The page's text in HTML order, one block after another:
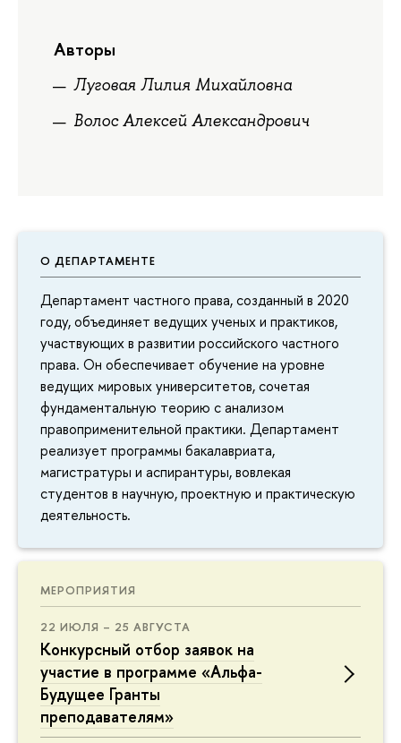
О ДЕПАРТАМЕНТЕ
Департамент частного права, созданный в 2020
году, объединяет ведущих ученых и практиков,
участвующих в развитии российского частного
права. Он обеспечивает обучение на уровне
ведущих мировых университетов, сочетая
фундаментальную теорию с анализом
правоприменительной практики. Департамент
реализует программы бакалавриата,
магистратуры и аспирантуры, вовлекая
студентов в научную, проектную и практическую
деятельность.
МЕРОПРИЯТИЯ
22 ИЮЛЯ – 25 АВГУСТА
Конкурсный отбор заявок на
участие в программе «Альфа-
Будущее Гранты
преподавателям»
Авторы
Луговая Лилия Михайловна
Волос Алексей Александрович